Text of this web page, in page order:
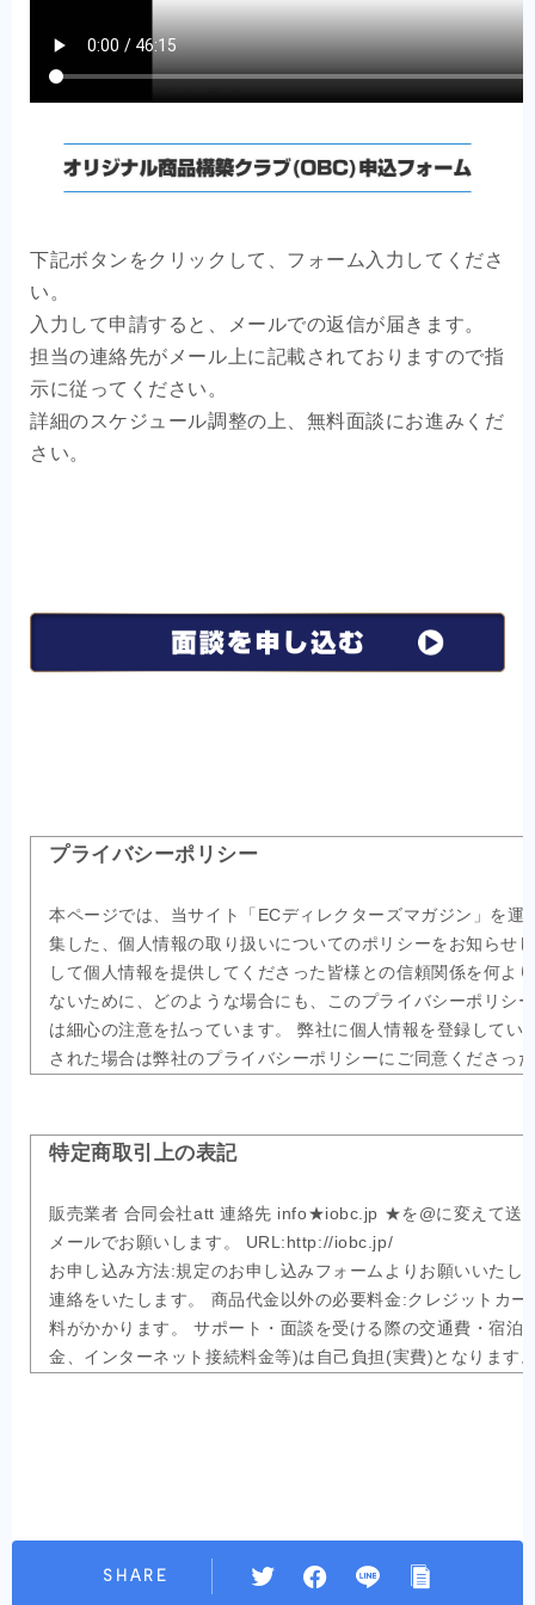
下記ボタンをクリックして、フォーム入力してくださ
い。
入力して申請すると、メールでの返信が届きます。
担当の連絡先がメール上に記載されておりますので指
示に従ってください。
詳細のスケジュール調整の上、無料面談にお進みくだ
さい。
プライバシーポリシー
本ページでは、当サイト「ECディレクターズマガジン」を
集した、個人情報の取り扱いについてのポリシーをお知らせ
して個人情報を提供してくださった皆様との信頼関係を何よ
ないために、どのような場合にも、このプライバシーポリシ
は細心の注意を払っています。 弊社に個人情報を登録してい
された場合は弊社のプライバシーポリシーにご同意くださっ
個人情報の利用目的
提供している商品・サービスに関連した情報をお届けするた
ンテンツ、各種会員制サービス、その他各種サービスのご案
各種イベントへのご参加をお願いしたり、その結果などをご
ブ・サイトなどの利用状況を把握し皆さまに有益と思われる
社が有益と判断する、弊社及び第三者の、商品・サービスに
入・ご登録いただいた商品・サービスのお申し込みの確 認や
の確認やお届けをするため イベント/セミナーのお申し込み
特定商取引上の表記
販売業者 合同会社att 連絡先 info★iobc.jp ★を@に変えて送
メールでお願いします。 URL:http://iobc.jp/
お申し込み方法:規定のお申し込みフォームよりお願いいたし
連絡をいたします。 商品代金以外の必要料金:クレジットカ
料がかかります。 サポート・面談を受ける際の交通費・宿泊
金、インターネット接続料金等)は自己負担(実費)となります
は、お客様が当サービスと特典をもとに活動及び実践された
せん。弊社はそのようないかなるリスクに対して責任を負い
SHARE